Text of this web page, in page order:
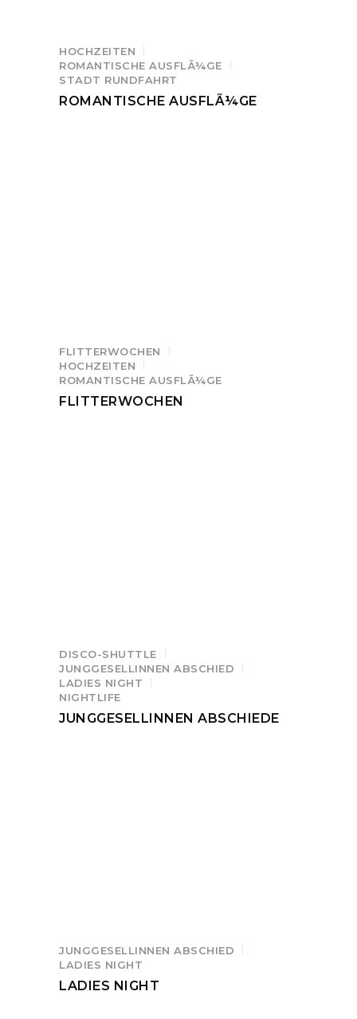
HOCHZEITEN
ROMANTISCHE AUSFLÃ¼GE
STADT RUNDFAHRT
ROMANTISCHE AUSFLÃ¼GE
FLITTERWOCHEN
HOCHZEITEN
ROMANTISCHE AUSFLÃ¼GE
FLITTERWOCHEN
DISCO-SHUTTLE
JUNGGESELLINNEN ABSCHIED
LADIES NIGHT
NIGHTLIFE
JUNGGESELLINNEN ABSCHIEDE
JUNGGESELLINNEN ABSCHIED
LADIES NIGHT
LADIES NIGHT